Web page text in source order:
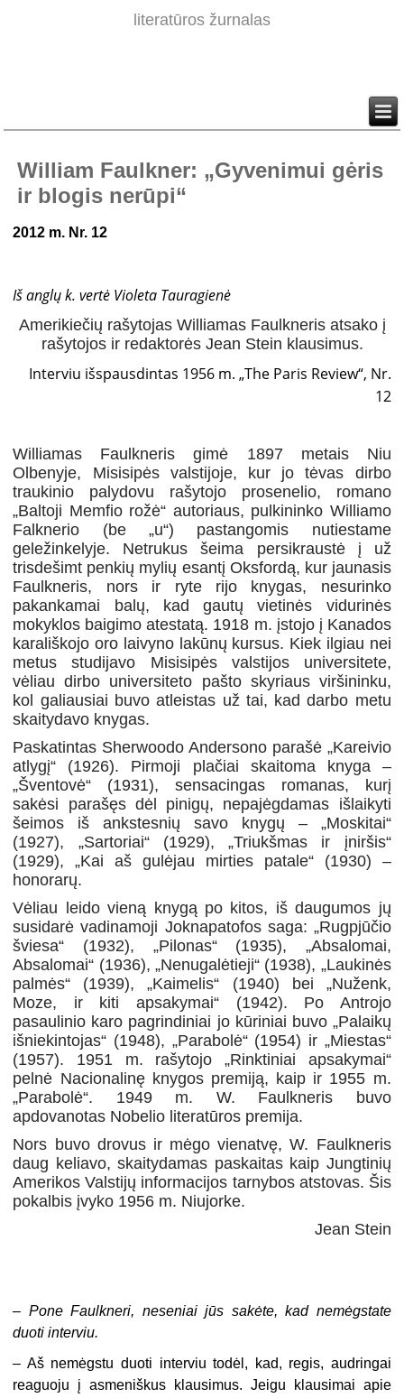
literatūros žurnalas
William Faulkner: „Gyvenimui gėris
ir blogis nerūpi“
2012 m. Nr. 12
Iš anglų k. vertė Violeta Tauragienė
Amerikiečių rašytojas Williamas Faulkneris atsako į
rašytojos ir redaktorės Jean Stein klausimus.
Interviu išspausdintas 1956 m. „The Paris Review“, Nr.
12
Williamas Faulkneris gimė 1897 metais Niu
Olbenyje, Misisipės valstijoje, kur jo tėvas dirbo
traukinio palydovu rašytojo prosenelio, romano
„Baltoji Memfio rožė“ autoriaus, pulkininko Williamo
Falknerio (be „u“) pastangomis nutiestame
geležinkelyje. Netrukus šeima persikraustė į už
trisdešimt penkių mylių esantį Oksfordą, kur jaunasis
Faulkneris, nors ir ryte rijo knygas, nesurinko
pakankamai balų, kad gautų vietinės vidurinės
mokyklos baigimo atestatą. 1918 m. įstojo į Kanados
karališkojo oro laivyno lakūnų kursus. Kiek ilgiau nei
metus studijavo Misisipės valstijos universitete,
vėliau dirbo universiteto pašto skyriaus viršininku,
kol galiausiai buvo atleistas už tai, kad darbo metu
skaitydavo knygas.
Paskatintas Sherwoodo Andersono parašė „Kareivio
atlygį“ (1926). Pirmoji plačiai skaitoma knyga –
„Šventovė“ (1931), sensacingas romanas, kurį
sakėsi parašęs dėl pinigų, nepajėgdamas išlaikyti
šeimos iš ankstesnių savo knygų – „Moskitai“
(1927), „Sartoriai“ (1929), „Triukšmas ir įniršis“
(1929), „Kai aš gulėjau mirties patale“ (1930) –
honorarų.
Vėliau leido vieną knygą po kitos, iš daugumos jų
susidarė vadinamoji Joknapatofos saga: „Rugpjūčio
šviesa“ (1932), „Pilonas“ (1935), „Absalomai,
Absalomai“ (1936), „Nenugalėtieji“ (1938), „Laukinės
palmės“ (1939), „Kaimelis“ (1940) bei „Nuženk,
Moze, ir kiti apsakymai“ (1942). Po Antrojo
pasaulinio karo pagrindiniai jo kūriniai buvo „Palaikų
išniekintojas“ (1948), „Parabolė“ (1954) ir „Miestas“
(1957). 1951 m. rašytojo „Rinktiniai apsakymai“
pelnė Nacionalinę knygos premiją, kaip ir 1955 m.
„Parabolė“. 1949 m. W. Faulkneris buvo
apdovanotas Nobelio literatūros premija.
Nors buvo drovus ir mėgo vienatvę, W. Faulkneris
daug keliavo, skaitydamas paskaitas kaip Jungtinių
Amerikos Valstijų informacijos tarnybos atstovas. Šis
pokalbis įvyko 1956 m. Niujorke.
Jean Stein
– Pone Faulkneri, neseniai jūs sakėte, kad nemėgstate
duoti interviu.
– Aš nemėgstu duoti interviu todėl, kad, regis, audringai
reaguoju į asmeniškus klausimus. Jeigu klausimai apie